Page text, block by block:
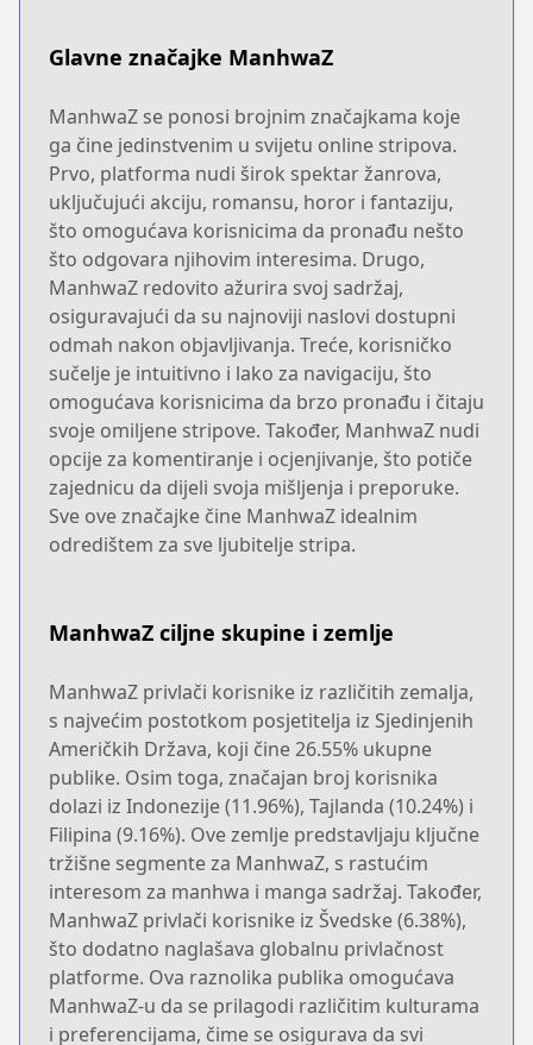
Glavne značajke ManhwaZ
ManhwaZ se ponosi brojnim značajkama koje
ga čine jedinstvenim u svijetu online stripova.
Prvo, platforma nudi širok spektar žanrova,
uključujući akciju, romansu, horor i fantaziju,
što omogućava korisnicima da pronađu nešto
što odgovara njihovim interesima. Drugo,
ManhwaZ redovito ažurira svoj sadržaj,
osiguravajući da su najnoviji naslovi dostupni
odmah nakon objavljivanja. Treće, korisničko
sučelje je intuitivno i lako za navigaciju, što
omogućava korisnicima da brzo pronađu i čitaju
svoje omiljene stripove. Također, ManhwaZ nudi
opcije za komentiranje i ocjenjivanje, što potiče
zajednicu da dijeli svoja mišljenja i preporuke.
Sve ove značajke čine ManhwaZ idealnim
odredištem za sve ljubitelje stripa.
ManhwaZ ciljne skupine i zemlje
ManhwaZ privlači korisnike iz različitih zemalja,
s najvećim postotkom posjetitelja iz Sjedinjenih
Američkih Država, koji čine 26.55% ukupne
publike. Osim toga, značajan broj korisnika
dolazi iz Indonezije (11.96%), Tajlanda (10.24%) i
Filipina (9.16%). Ove zemlje predstavljaju ključne
tržišne segmente za ManhwaZ, s rastućim
interesom za manhwa i manga sadržaj. Također,
ManhwaZ privlači korisnike iz Švedske (6.38%),
što dodatno naglašava globalnu privlačnost
platforme. Ova raznolika publika omogućava
ManhwaZ-u da se prilagodi različitim kulturama
i preferencijama, čime se osigurava da svi